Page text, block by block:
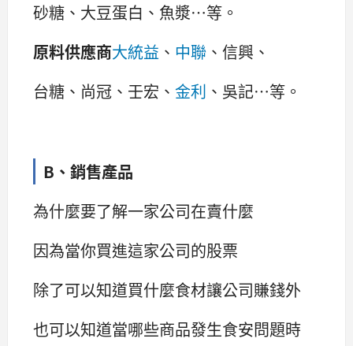
砂糖、大豆蛋白、魚漿…等。
原料供應商大統益 、 中聯 、信興、
台糖、尚冠、壬宏、 金利 、吳記…等。
B、銷售產品
為什麼要了解一家公司在賣什麼
因為當你買進這家公司的股票
除了可以知道買什麼食材讓公司賺錢外
也可以知道當哪些商品發生食安問題時